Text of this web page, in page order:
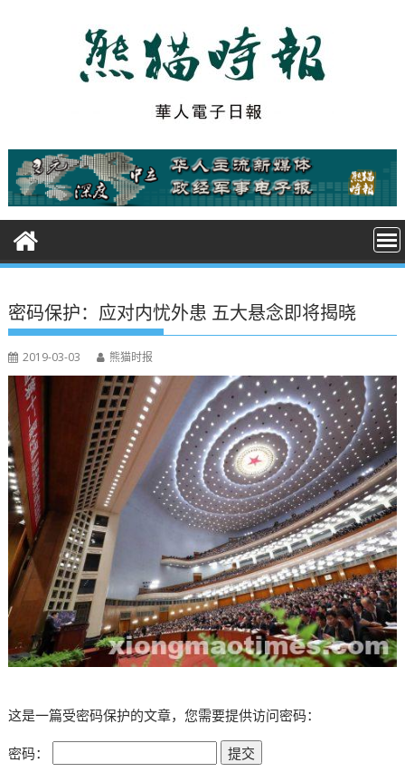
t
密码保护：应对内忧外患 五大悬念即将揭晓
2019-03-03 熊猫时报
这是一篇受密码保护的文章，您需要提供访问密码：
密码：